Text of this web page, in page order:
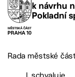
k návrhu
Pokladní
Rada městské